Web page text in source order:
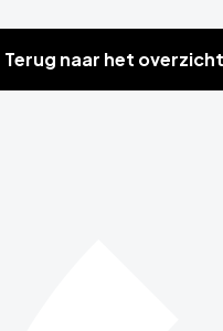
Terug naar het overzicht